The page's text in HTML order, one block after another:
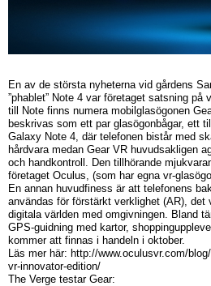
En av de största nyheterna vid gårdens
”phablet” Note 4 var företaget satsning
till Note finns numera mobilglasögonen
beskrivas som ett par glasögonbågar, ett
Galaxy Note 4, där telefonen bistår med
hårdvara medan Gear VR huvudsakligen
och handkontroll. Den tillhörande
företaget Oculus, (som har egna vr-
En annan huvudfiness är att telefonens
användas för förstärkt verklighet (AR), det
digitala världen med omgivningen. Bland
GPS-guidning med kartor,
kommer att finnas i handeln i oktober.
Läs mer här: http://www.oculusvr.com/
vr-innovator-edition/
The Verge testar Gear: